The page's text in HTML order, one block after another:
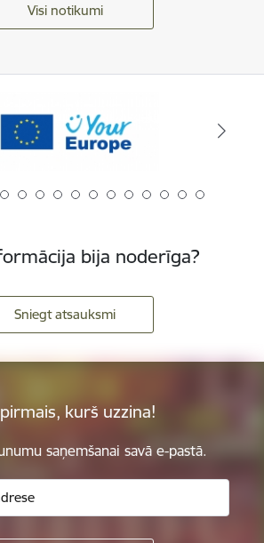
Visi notikumi
bija noderīga?
Sniegt atsauksmi
kurš uzzina!
saņemšanai savā e-pastā.